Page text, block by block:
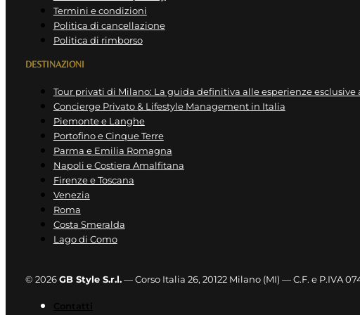
Termini e condizioni
Politica di cancellazione
Politica di rimborso
DESTINAZIONI
Tour privati di Milano: La guida definitiva alle esperienze esclusive
Concierge Privato & Lifestyle Management in Italia
Piemonte e Langhe
Portofino e Cinque Terre
Parma e Emilia Romagna
Napoli e Costiera Amalfitana
Firenze e Toscana
Venezia
Roma
Costa Smeralda
Lago di Como
© 2026GB Style S.r.l.— Corso Italia 26, 20122 Milano (MI) — C.F. e P.IVA